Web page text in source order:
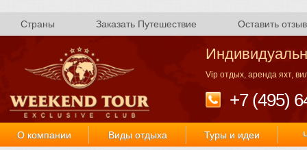
Страны Заказать Путешествие Оставить отзыв
Vip отдых, аренда яхт,
+7 (495)
О компании Виды отдыха Туры и идеи